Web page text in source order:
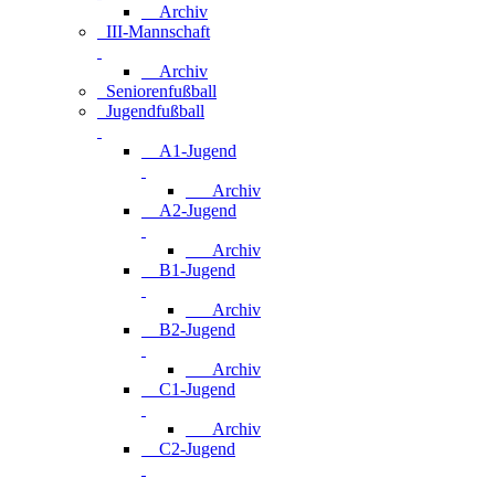
Archiv
III-Mannschaft
Archiv
Seniorenfußball
Jugendfußball
A1-Jugend
Archiv
A2-Jugend
Archiv
B1-Jugend
Archiv
B2-Jugend
Archiv
C1-Jugend
Archiv
C2-Jugend